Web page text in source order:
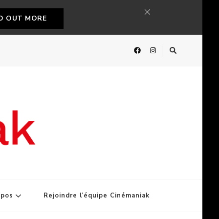
OUT MORE
Rejoindre l’équipe Cinémaniak